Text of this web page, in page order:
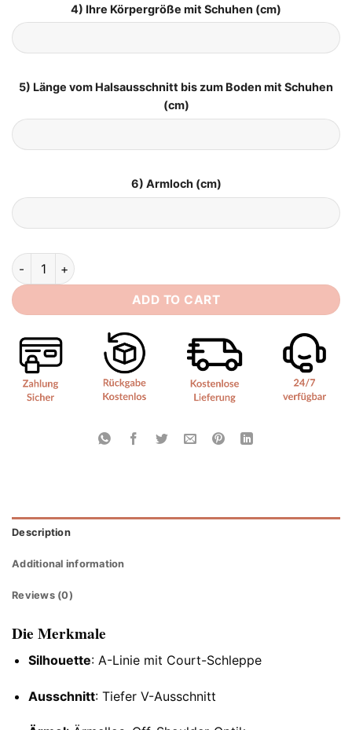
4) Ihre Körpergröße mit Schuhen (cm)
5) Länge vom Halsausschnitt bis zum Boden mit Schuhen
(cm)
6) Armloch (cm)
Brautkleid Prinzessin quantity
ADD TO CART
Description
Additional information
Reviews (0)
Die Merkmale
Silhouette: A-Linie mit Court-Schleppe
Ausschnitt: Tiefer V-Ausschnitt